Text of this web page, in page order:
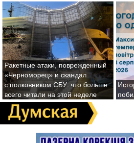
Ракетные атаки, поврежденный
«Черноморец» и скандал
с полковником СБУ: что больше
всего читали на этой неделе